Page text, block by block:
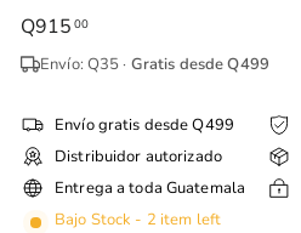
Precio
Q915 00Q915.00
Envío: Q35 · Gratis desde Q499
Envío gratis desde Q499
Distribuidor autorizado
Entrega a toda Guatemala
Bajo Stock - 2 item left